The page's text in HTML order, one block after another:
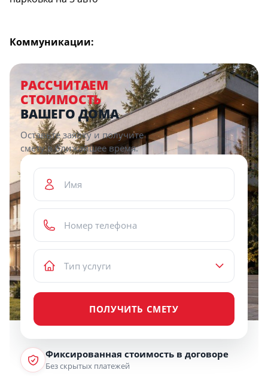
Коммуникации:
РАССЧИТАЕМ
СТОИМОСТЬ
ВАШЕГО ДОМА
Оставьте заявку и получите
смету в ближайшее время.
ПОЛУЧИТЬ СМЕТУ
Фиксированная стоимость в договоре
Без скрытых платежей